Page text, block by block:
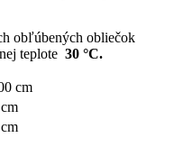
obľúbených obliečok
teplote 30 °C.
cm